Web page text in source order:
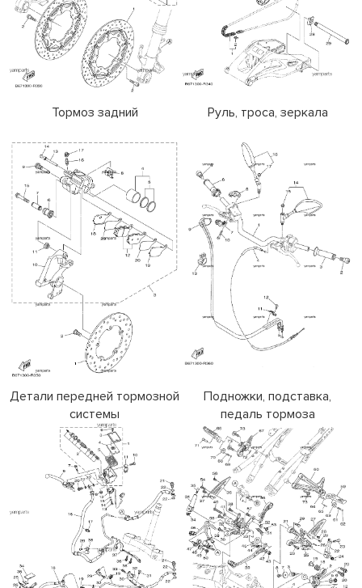
Тормоз задний Руль, троса, зеркала
Детали передней тормозной
системы
Подножки, подставка,
педаль тормоза